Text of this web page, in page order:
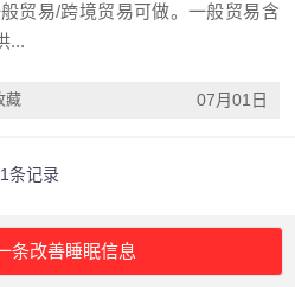
贸易/跨境贸易可做。一般贸易含
...
藏 07月01日
1条记录
条改善睡眠信息